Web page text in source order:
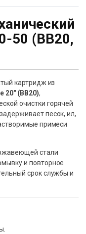
50 (BB20,
картридж из
20″ (BB20),
очистки горячей
песок, ил,
примеси
стали
и повторное
срок службы и